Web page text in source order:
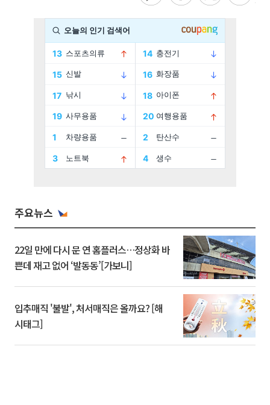
주요뉴스
22일 만에 다시 문 연 홈플러스…정상화 바
쁜데 재고 없어 ‘발동동’[가보니]
입추매직 '불발', 처서매직은 올까요? [해
시태그]